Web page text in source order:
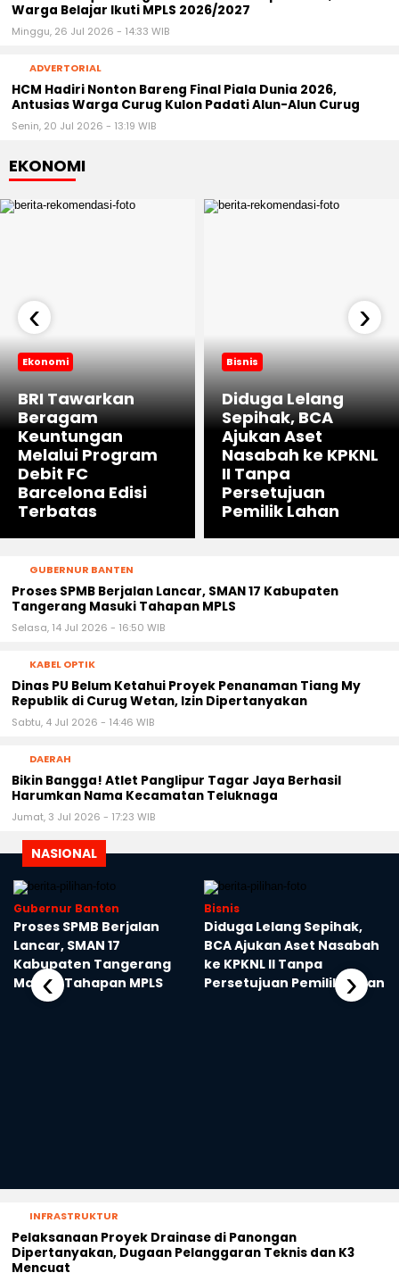
Warga Belajar Ikuti MPLS 2026/2027
Minggu, 26 Jul 2026 - 14:33 WIB
ADVERTORIAL
HCM Hadiri Nonton Bareng Final Piala Dunia 2026,
Antusias Warga Curug Kulon Padati Alun-Alun Curug
Senin, 20 Jul 2026 - 13:19 WIB
EKONOMI
Ekonomi
BRI Tawarkan
Beragam
Keuntungan
Melalui Program
Debit FC
Barcelona Edisi
Terbatas
Bisnis
‎Diduga Lelang
Sepihak, BCA
Ajukan Aset
Nasabah ke KPKNL
II Tanpa
Persetujuan
Pemilik Lahan
‹ ›
GUBERNUR BANTEN
‎Proses SPMB Berjalan Lancar, SMAN 17 Kabupaten
Tangerang Masuki Tahapan MPLS
Selasa, 14 Jul 2026 - 16:50 WIB
KABEL OPTIK
Dinas PU Belum Ketahui Proyek Penanaman Tiang My
Republik di Curug Wetan, Izin Dipertanyakan
Sabtu, 4 Jul 2026 - 14:46 WIB
DAERAH
Bikin Bangga! Atlet Panglipur Tagar Jaya Berhasil
Harumkan Nama Kecamatan Teluknaga
Jumat, 3 Jul 2026 - 17:23 WIB
NASIONAL
Gubernur Banten
‎Proses SPMB Berjalan
Lancar, SMAN 17
Kabupaten Tangerang
Masuki Tahapan MPLS
Bisnis
‎Diduga Lelang Sepihak,
BCA Ajukan Aset Nasabah
ke KPKNL II Tanpa
Persetujuan Pemilik Lahan
‹ ›
INFRASTRUKTUR
Pelaksanaan Proyek Drainase di Panongan
Dipertanyakan, Dugaan Pelanggaran Teknis dan K3
Mencuat